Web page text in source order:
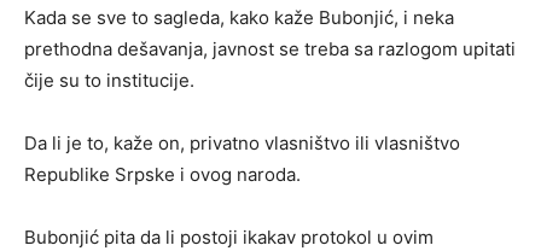
Kada se sve to sagleda, kako kaže Bubonjić, i neka
prethodna dešavanja, javnost se treba sa razlogom upitati
čije su to institucije.
Da li je to, kaže on, privatno vlasništvo ili vlasništvo
Republike Srpske i ovog naroda.
Bubonjić pita da li postoji ikakav protokol u ovim